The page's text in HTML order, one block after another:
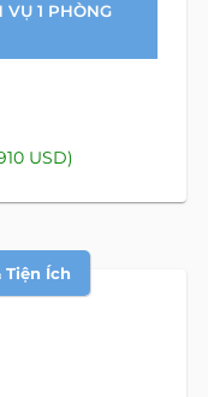
VỤ 1 PHÒNG
USD)
Ích